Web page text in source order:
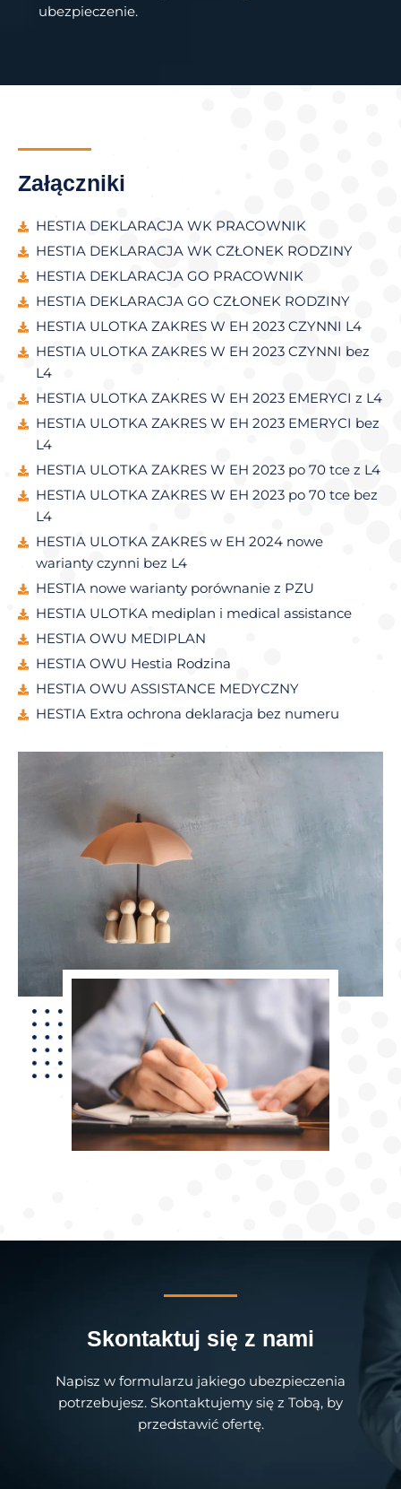
ubezpieczenie.
Załączniki
HESTIA DEKLARACJA WK PRACOWNIK
HESTIA DEKLARACJA WK CZŁONEK RODZINY
HESTIA DEKLARACJA GO PRACOWNIK
HESTIA DEKLARACJA GO CZŁONEK RODZINY
HESTIA ULOTKA ZAKRES W EH 2023 CZYNNI L4
HESTIA ULOTKA ZAKRES W EH 2023 CZYNNI bez
L4
HESTIA ULOTKA ZAKRES W EH 2023 EMERYCI z L4
HESTIA ULOTKA ZAKRES W EH 2023 EMERYCI bez
L4
HESTIA ULOTKA ZAKRES W EH 2023 po 70 tce z L4
HESTIA ULOTKA ZAKRES W EH 2023 po 70 tce bez
L4
HESTIA ULOTKA ZAKRES w EH 2024 nowe
warianty czynni bez L4
HESTIA nowe warianty porównanie z PZU
HESTIA ULOTKA mediplan i medical assistance
HESTIA OWU MEDIPLAN
HESTIA OWU Hestia Rodzina
HESTIA OWU ASSISTANCE MEDYCZNY
HESTIA Extra ochrona deklaracja bez numeru
Skontaktuj się z nami
Napisz w formularzu jakiego ubezpieczenia
potrzebujesz. Skontaktujemy się z Tobą, by
przedstawić ofertę.